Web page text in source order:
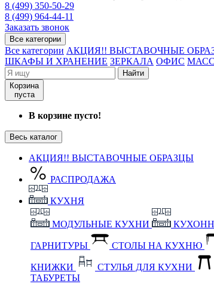
8 (499) 350-50-29
8 (499) 964-44-11
Заказать звонок
Все категории
Все категории АКЦИЯ!! ВЫСТАВОЧНЫЕ
ШКАФЫ И ХРАНЕНИЕ ЗЕРКАЛА ОФИС
Найти
Корзина
пуста
В корзине пусто!
Весь каталог
АКЦИЯ!! ВЫСТАВОЧНЫЕ ОБРАЗЦЫ
РАСПРОДАЖА
КУХНЯ
МОДУЛЬНЫЕ КУХНИ
ГАРНИТУРЫ СТОЛЫ НА КУХНЮ
КНИЖКИ
СТУЛЬЯ ДЛЯ КУХНИ
ТАБУРЕТЫ